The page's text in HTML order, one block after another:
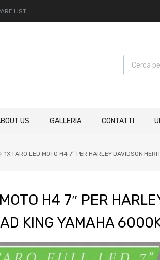
LIST
US GALLERIA CONTATTI
1X FARO LED MOTO H4 7″ PER HARLEY DAVIDSON
H4 7″ PER
KING YAMAHA